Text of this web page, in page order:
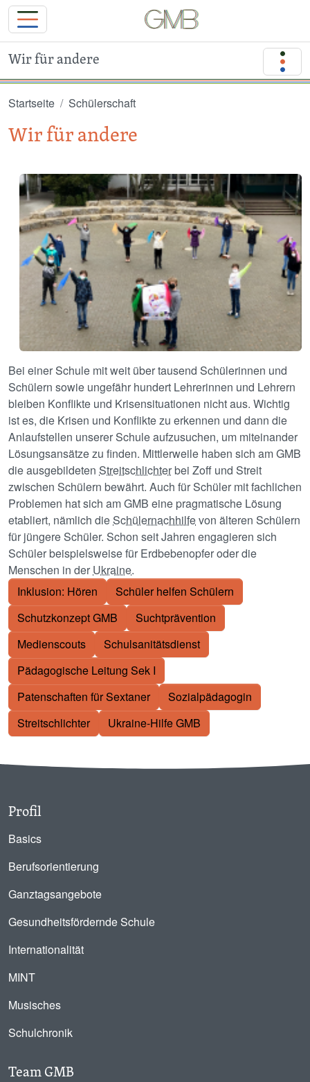
Wir für andere
Startseite Schülerschaft
Wir für andere
Image
Bei einer Schule mit weit über tausend Schülerinnen und
Schülern sowie ungefähr hundert Lehrerinnen und Lehrern
bleiben Konflikte und Krisensituationen nicht aus. Wichtig
ist es, die Krisen und Konflikte zu erkennen und dann die
Anlaufstellen unserer Schule aufzusuchen, um miteinander
Lösungsansätze zu finden. Mittlerweile haben sich am GMB
die ausgebildeten Streitschlichterbei Zoff und Streit
zwischen Schülern bewährt. Auch für Schüler mit fachlichen
Problemen hat sich am GMB eine pragmatische Lösung
etabliert, nämlich dieSchülernachhilfevon älteren Schülern
für jüngere Schüler. Schon seit Jahren engagieren sich
Schüler beispielsweise für Erdbebenopfer oder die
Menschen in der Ukraine.
Inklusion: Hören
Schüler helfen Schülern
Schutzkonzept GMB
Suchtprävention
Medienscouts
Schulsanitätsdienst
Pädagogische Leitung Sek I
Patenschaften für Sextaner
Sozialpädagogin
Streitschlichter
Ukraine-Hilfe GMB
Profil
Basics
Berufsorientierung
Ganztagsangebote
Gesundheitsfördernde Schule
Internationalität
MINT
Musisches
Schulchronik
Team GMB